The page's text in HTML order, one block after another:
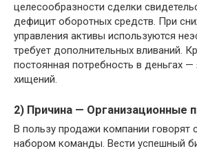
целесообразности сделки
дефицит оборотных средств. При
управления активы используются
требует дополнительных вливаний.
постоянная потребность в деньгах
хищений.
2) Причина — Организационные
В пользу продажи компании говорят
набором команды. Вести успешный